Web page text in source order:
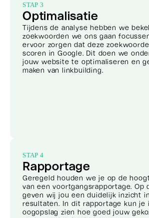
STAP 3
Optimalisatie
Tijdens de analyse hebben we
zoekwoorden we ons gaan
ervoor zorgen dat deze
scoren in Google. Dit doen we
jouw website te optimaliseren en
maken van linkbuilding.
STAP 4
Rapportage
Geregeld houden we je op de
van een voortgangsrapportage. Op
geven wij jou een duidelijk inzicht
resultaten. In dit rapportage kun je
oogopslag zien hoe goed jouw